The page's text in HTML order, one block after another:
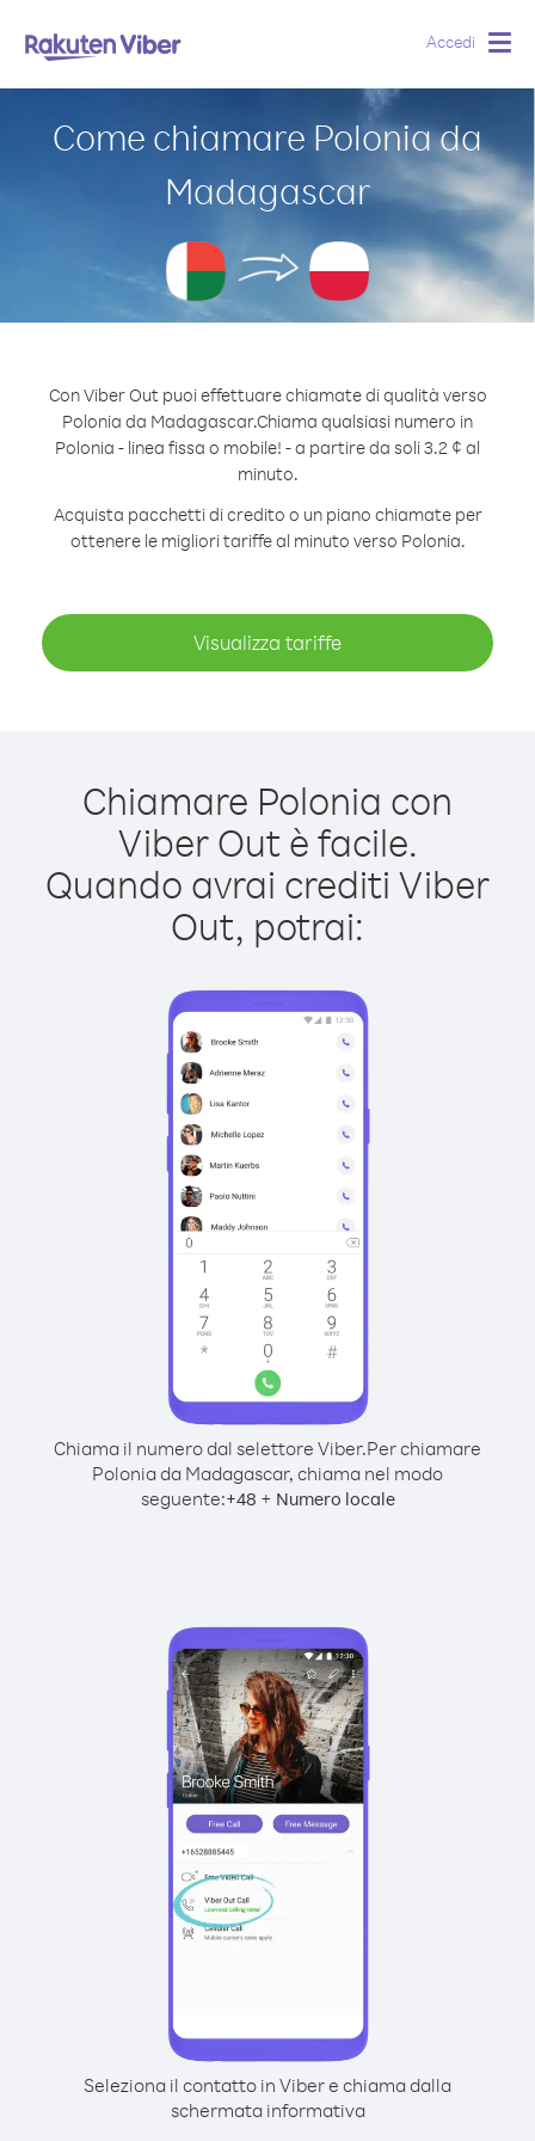
Accedi
Come chiamare Polonia da
Madagascar
Con Viber Out puoi effettuare chiamate di qualità verso
Polonia da Madagascar.Chiama qualsiasi numero in
Polonia - linea fissa o mobile! - a partire da soli 3.2 ¢ al
minuto.
Acquista pacchetti di credito o un piano chiamate per
ottenere le migliori tariffe al minuto verso Polonia.
Visualizza tariffe
Chiamare Polonia con
Viber Out è facile.
Quando avrai crediti Viber
Out, potrai:
Chiama il numero dal selettore Viber.Per chiamare
Polonia da Madagascar, chiama nel modo
seguente:+48 + Numero locale
Seleziona il contatto in Viber e chiama dalla
schermata informativa